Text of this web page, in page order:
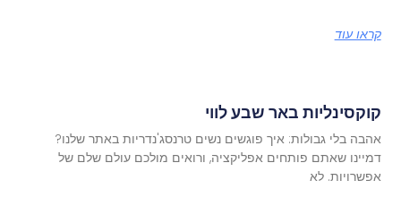
קראו עוד
קוקסינליות באר שבע לווי
אהבה בלי גבולות: איך פוגשים נשים טרנסג'נדריות באתר שלנו?
דמיינו שאתם פותחים אפליקציה, ורואים מולכם עולם שלם של
אפשרויות. לא